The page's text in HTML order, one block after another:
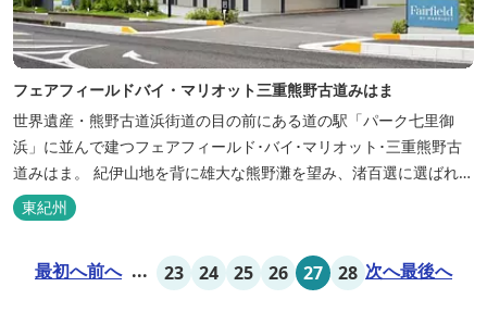
フェアフィールドバイ・マリオット三重熊野古道みはま
世界遺産・熊野古道浜街道の目の前にある道の駅「パーク七里御
浜」に並んで建つフェアフィールド･バイ･マリオット･三重熊野古
道みはま。 紀伊山地を背に雄大な熊野灘を望み、渚百選に選ばれた
七里御浜海岸などの美しい自然が広がります。一年を通して暖かで
過ごしやすく、季節を通じて穫れる数々の品種のみかんをはじめ、
巡る旅の拠点として、当...
東紀州
最初へ前へ ... 23 24 25 26 27 28 次へ最後へ